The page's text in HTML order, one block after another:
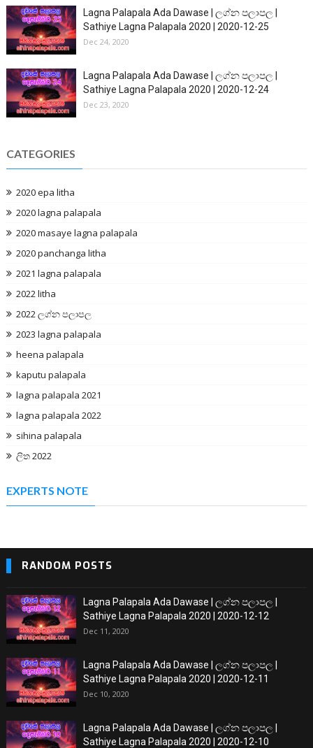
Lagna Palapala Ada Dawase | ලග්න පලාපල |
Sathiye Lagna Palapala 2020 | 2020-12-25
Dec 24, 2020
Lagna Palapala Ada Dawase | ලග්න පලාපල |
Sathiye Lagna Palapala 2020 | 2020-12-24
Dec 23, 2020
CATEGORIES
2020 epa litha
2020 lagna palapala
2020 masaye lagna palapala
2020 panchanga litha
2021 lagna palapala
2022 litha
2022 ලග්න පලාපල
2023 lagna palapala
heena palapala
kaputu palapala
lagna palapala 2021
lagna palapala 2022
sihina palapala
ලිත 2022
EXPERTS NOTE
RANDOM POSTS
Lagna Palapala Ada Dawase | ලග්න පලාපල |
Sathiye Lagna Palapala 2020 | 2020-12-12
Dec 11, 2020
Lagna Palapala Ada Dawase | ලග්න පලාපල |
Sathiye Lagna Palapala 2020 | 2020-12-11
Dec 10, 2020
Lagna Palapala Ada Dawase | ලග්න පලාපල |
Sathiye Lagna Palapala 2020 | 2020-12-10